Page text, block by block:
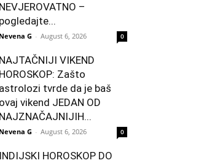
NEVJEROVATNO –
pogledajte...
Nevena G - August 6, 2026 0
NAJTAČNIJI VIKEND
HOROSKOP: Zašto
astrolozi tvrde da je baš
ovaj vikend JEDAN OD
NAJZNAČAJNIJIH...
Nevena G - August 6, 2026 0
INDIJSKI HOROSKOP DO